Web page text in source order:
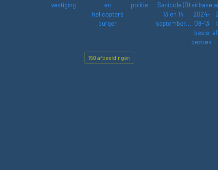
vestiging
en
helicopters
burger
politie
Sanicole (B)
13 en 14
september…
airbase
2024-
09-13
basis
bezoek
150 afbeeldingen